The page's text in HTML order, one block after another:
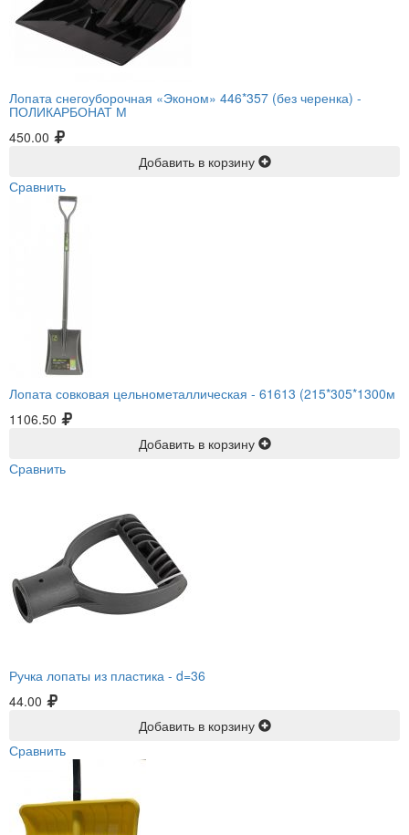
Лопата снегоуборочная «Эконом» 446*357 (без черенка) -
ПОЛИКАРБОНАТ М
450.00
Добавить в корзину
Сравнить
Лопата совковая цельнометаллическая - 61613 (215*305*1300м
1106.50
Добавить в корзину
Сравнить
Ручка лопаты из пластика - d=36
44.00
Добавить в корзину
Сравнить